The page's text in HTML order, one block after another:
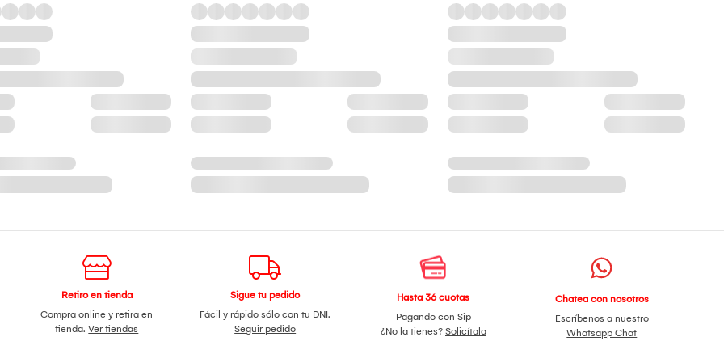
Retiro en tienda
Compra online y retira en
tienda.Ver tiendas
Sigue tu pedido
Fácil y rápido sólo con tu DNI.
Seguir pedido
Hasta 36 cuotas
Pagando con Sip
¿No la tienes? Solicítala
Chatea con nosotros
Escríbenos a nuestro
Whatsapp Chat